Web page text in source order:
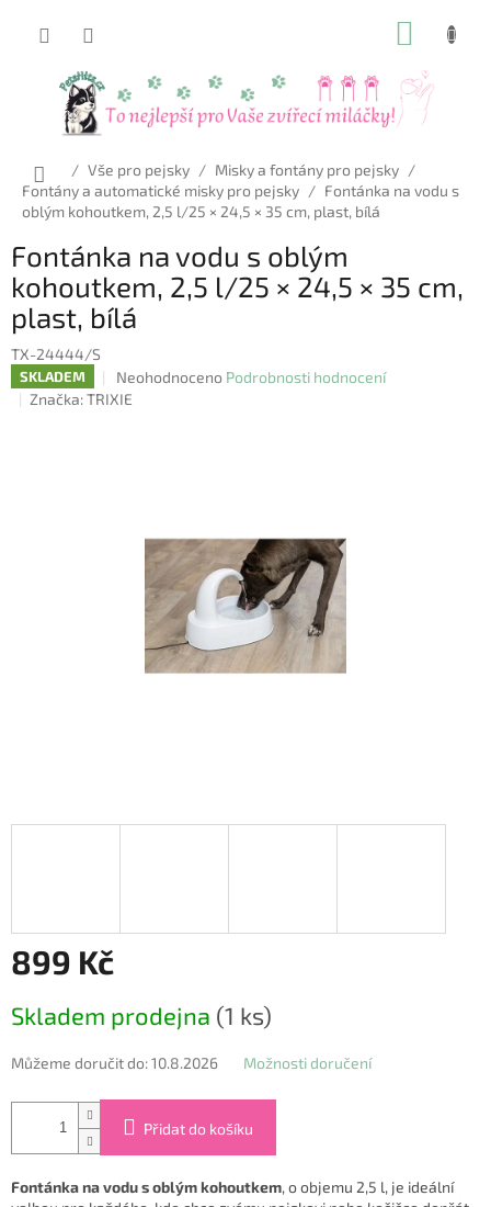
Domů
/ Vše pro pejsky / Misky a fontány pro pejsky /
Fontány a automatické misky pro pejsky / Fontánka na vodu s
oblým kohoutkem, 2,5 l/25 × 24,5 × 35 cm, plast, bílá
Fontánka na vodu s oblým
kohoutkem, 2,5 l/25 × 24,5 × 35 cm,
plast, bílá
TX-24444/S
SKLADEM
Průměrné
hodnocení
Neohodnoceno Podrobnosti hodnocení
Značka:TRIXIE
899 Kč
cena:
Skladem prodejna (1 ks)
Můžeme doručit do:10.8.2026 Možnosti doručení
Přidat do košíku
Fontánka na vodu s oblým kohoutkem, o objemu 2,5 l, je ideální